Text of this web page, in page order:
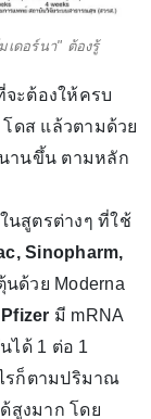
เดอร์นา" ต้องรู้
ะต้องให้ครบ
ดส แล้วตามด้วย
านขึ้น ตามหลัก
นสูตรต่างๆ ที่ใช้
Sinopharm,
ด้วย Moderna
Pfizer มี mRNA
ได้ 1 ต่อ 1
รก็ตามปริมาณ
สูงมาก โดย